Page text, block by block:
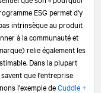
ESG permet d'y
intrinsèque au produit
à la communauté et
relie également les
Dans la plupart
que l'entreprise
l'exemple deCuddle +